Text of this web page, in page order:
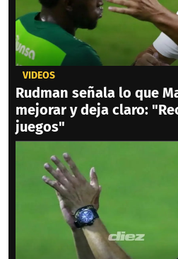
VIDEOS
Rudman señala lo que
mejorar y deja claro:
juegos"